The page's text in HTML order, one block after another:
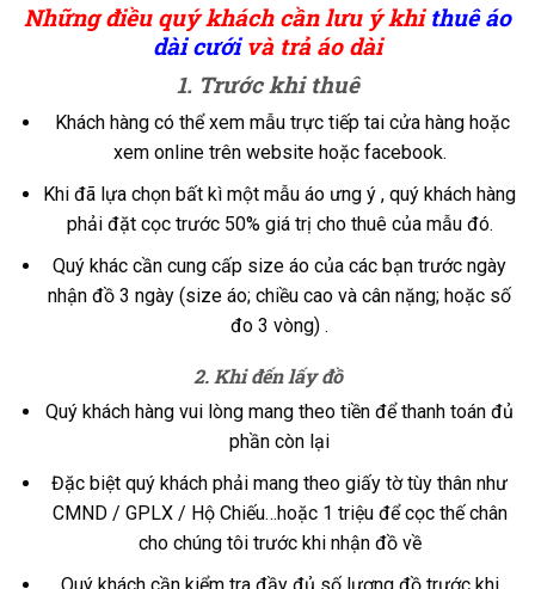
Những điều quý khách cần lưu ý khi thuê áo
dài cướivà trả áo dài
1. Trước khi thuê
Khách hàng có thể xem mẫu trực tiếp tai cửa hàng hoặc
xem online trên website hoặc facebook.
Khi đã lựa chọn bất kì một mẫu áo ưng ý , quý khách hàng
phải đặt cọc trước 50% giá trị cho thuê của mẫu đó.
Quý khác cần cung cấp size áo của các bạn trước ngày
nhận đồ 3 ngày (size áo; chiều cao và cân nặng; hoặc số
đo 3 vòng) .
2. Khi đến lấy đồ
Quý khách hàng vui lòng mang theo tiền để thanh toán đủ
phần còn lại
Đặc biệt quý khách phải mang theo giấy tờ tùy thân như
CMND / GPLX / Hộ Chiếu…hoặc 1 triệu để cọc thế chân
cho chúng tôi trước khi nhận đồ về
Quý khách cần kiểm tra đầy đủ số lượng đồ trước khi